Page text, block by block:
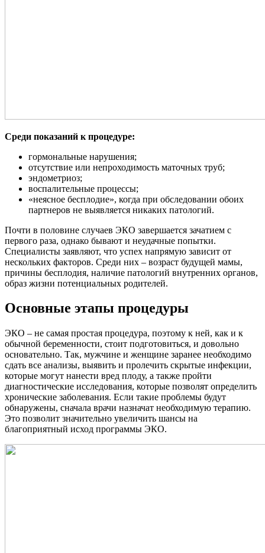
Среди показаний к процедуре:
гормональные нарушения;
отсутствие или непроходимость маточных труб;
эндометриоз;
воспалительные процессы;
«неясное бесплодие», когда при обследовании обоих
партнеров не выявляется никаких патологий.
Почти в половине случаев ЭКО завершается зачатием с
первого раза, однако бывают и неудачные попытки.
Специалисты заявляют, что успех напрямую зависит от
нескольких факторов. Среди них – возраст будущей мамы,
причины бесплодия, наличие патологий внутренних органов,
образ жизни потенциальных родителей.
Основные этапы процедуры
ЭКО – не самая простая процедура, поэтому к ней, как и к
обычной беременности, стоит подготовиться, и довольно
основательно. Так, мужчине и женщине заранее необходимо
сдать все анализы, выявить и пролечить скрытые инфекции,
которые могут нанести вред плоду, а также пройти
диагностические исследования, которые позволят определить
хронические заболевания. Если такие проблемы будут
обнаружены, сначала врачи назначат необходимую терапию.
Это позволит значительно увеличить шансы на
благоприятный исход программы ЭКО.